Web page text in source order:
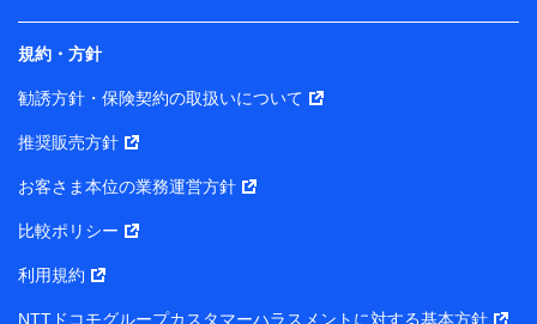
月11日以降、一度もdポイントクラブ会員であったこと
がないお客さまに限る）に関する、2019年12月10日以
に限って共同利用します。
との間で、以下のとおり個人データを共同利用しま
【共同して利用される利用データの項目】
プがサービス提供等を通じて取得した、以下の情報など
規約・方針
勧誘方針・保険契約の取扱いについて
推奨販売方針
お客さま本位の業務運営方針
比較ポリシー
利用規約
NTTドコモグループカスタマーハラスメントに対する基本方針